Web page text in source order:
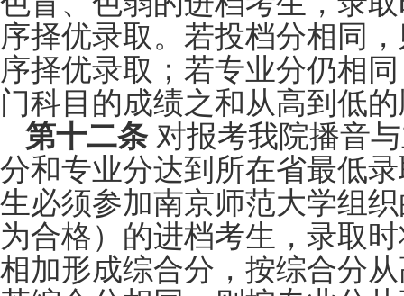
序择优录取。若投档分相同
序择优录取；若专业分仍相
门科目的成绩之和从高到低
第十二条 对报考我院播音
分和专业分达到所在省最低
生必须参加南京师范大学组
为合格）的进档考生，录取
相加形成综合分，按综合分